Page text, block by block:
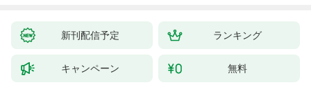
新刊配信予定 ランキング
キャンペーン 無料